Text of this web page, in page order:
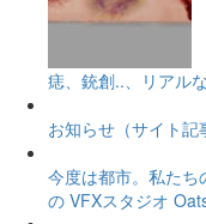
痣、銃創..、リアル
お知らせ（サイト記
今度は都市。私たち
の VFXスタジオ